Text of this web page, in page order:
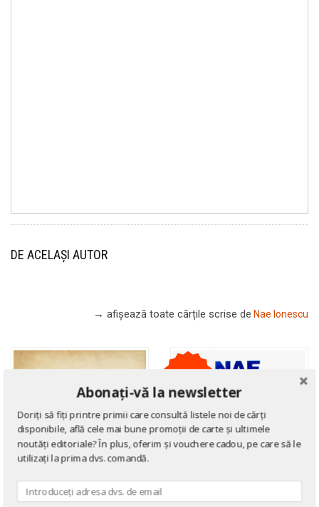
DE ACELAȘI AUTOR
→ afișează toate cărțile scrise de Nae Ionescu
Abonați-vă la newsletter
Doriți să fiți printre primii care consultă listele noi de cărți
disponibile, află cele mai bune promoții de carte și ultimele
noutăți editoriale? În plus, oferim și vouchere cadou, pe care să le
utilizați la prima dvs. comandă.